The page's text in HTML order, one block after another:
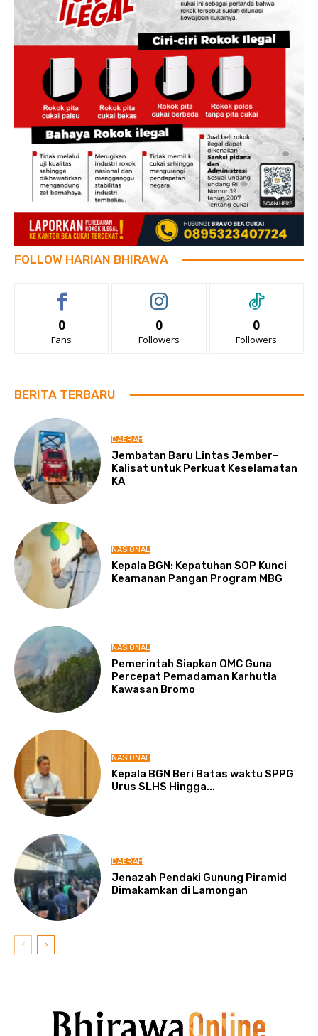
FOLLOW HARIAN BHIRAWA
0
Fans
0
Followers
0
Followers
BERITA TERBARU
DAERAH
Jembatan Baru Lintas Jember–
Kalisat untuk Perkuat Keselamatan
KA
NASIONAL
Kepala BGN: Kepatuhan SOP Kunci
Keamanan Pangan Program MBG
NASIONAL
Pemerintah Siapkan OMC Guna
Percepat Pemadaman Karhutla
Kawasan Bromo
NASIONAL
Kepala BGN Beri Batas waktu SPPG
Urus SLHS Hingga...
DAERAH
Jenazah Pendaki Gunung Piramid
Dimakamkan di Lamongan